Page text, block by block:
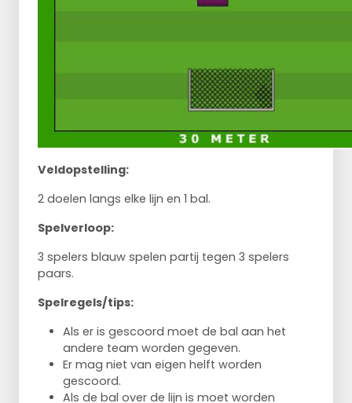
Veldopstelling:
2 doelen langs elke lijn en 1 bal.
Spelverloop:
3 spelers blauw spelen partij tegen 3 spelers
paars.
Spelregels/tips:
Als er is gescoord moet de bal aan het
andere team worden gegeven.
Er mag niet van eigen helft worden
gescoord.
Als de bal over de lijn is moet worden